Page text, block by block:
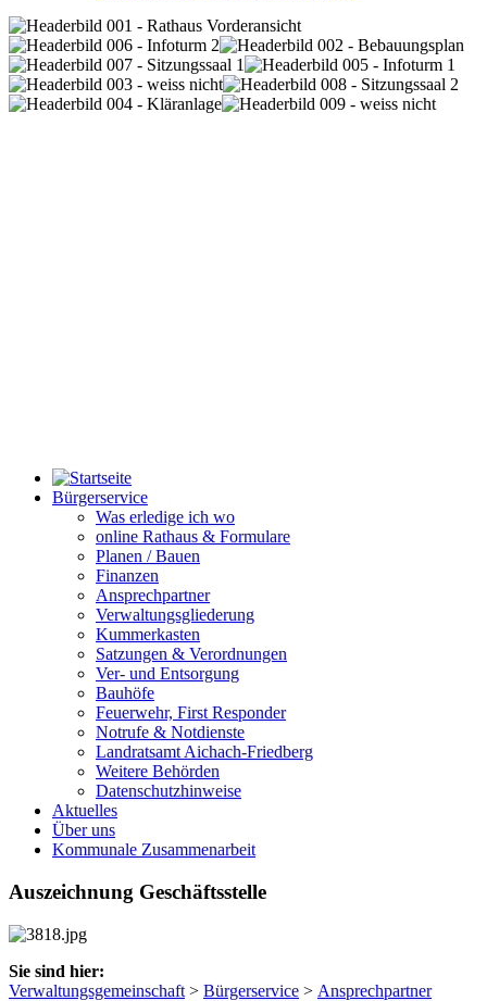
Bürgerservice
Was erledige ich wo
online Rathaus & Formulare
Planen / Bauen
Finanzen
Ansprechpartner
Verwaltungsgliederung
Kummerkasten
Satzungen & Verordnungen
Ver- und Entsorgung
Bauhöfe
Feuerwehr, First Responder
Notrufe & Notdienste
Landratsamt Aichach-Friedberg
Weitere Behörden
Datenschutzhinweise
Aktuelles
Über uns
Kommunale Zusammenarbeit
Auszeichnung Geschäftsstelle
Sie sind hier:
Verwaltungsgemeinschaft > Bürgerservice > Ansprechpartner